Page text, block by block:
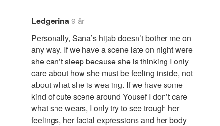
Ledgerina 9 år
Personally, Sana’s hijab doesn’t bother me on
any way. If we have a scene late on night were
she can’t sleep because she is thinking I only
care about how she must be feeling inside, not
about what she is wearing. If we have some
kind of cute scene around Yousef I don’t care
what she wears, I only try to see trough her
feelings, her facial expressions and her body